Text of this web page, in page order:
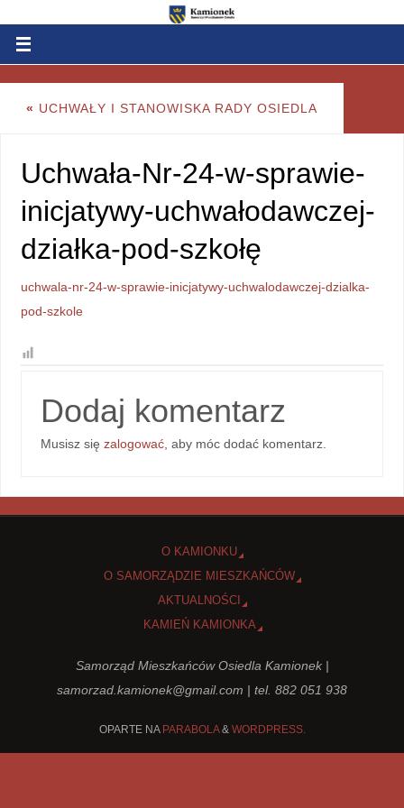
« UCHWAŁY I STANOWISKA RADY OSIEDLA
Uchwała-Nr-24-w-sprawie-
inicjatywy-uchwałodawczej-
działka-pod-szkołę
uchwala-nr-24-w-sprawie-inicjatywy-uchwalodawczej-dzialka-
pod-szkole
Dodaj komentarz
Musisz sięzalogować , aby móc dodać komentarz.
O KAMIONKU
O SAMORZĄDZIE MIESZKAŃCÓW
AKTUALNOŚCI
KAMIEŃ KAMIONKA
Samorząd Mieszkańców Osiedla Kamionek |
samorzad.kamionek@gmail.com | tel. 882 051 938
OPARTE NA PARABOLA& WORDPRESS.